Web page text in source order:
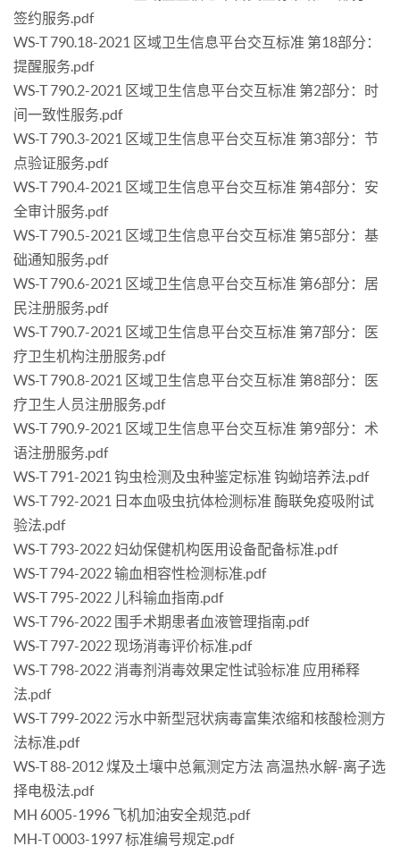
签约服务.pdf
WS-T 790.18-2021 区域卫生信息平台交互标准 第18部分：
提醒服务.pdf
WS-T 790.2-2021 区域卫生信息平台交互标准 第2部分：时
间一致性服务.pdf
WS-T 790.3-2021 区域卫生信息平台交互标准 第3部分：节
点验证服务.pdf
WS-T 790.4-2021 区域卫生信息平台交互标准 第4部分：安
全审计服务.pdf
WS-T 790.5-2021 区域卫生信息平台交互标准 第5部分：基
础通知服务.pdf
WS-T 790.6-2021 区域卫生信息平台交互标准 第6部分：居
民注册服务.pdf
WS-T 790.7-2021 区域卫生信息平台交互标准 第7部分：医
疗卫生机构注册服务.pdf
WS-T 790.8-2021 区域卫生信息平台交互标准 第8部分：医
疗卫生人员注册服务.pdf
WS-T 790.9-2021 区域卫生信息平台交互标准 第9部分：术
语注册服务.pdf
WS-T 791-2021 钩虫检测及虫种鉴定标准 钩蚴培养法.pdf
WS-T 792-2021 日本血吸虫抗体检测标准 酶联免疫吸附试
验法.pdf
WS-T 793-2022 妇幼保健机构医用设备配备标准.pdf
WS-T 794-2022 输血相容性检测标准.pdf
WS-T 795-2022 儿科输血指南.pdf
WS-T 796-2022 围手术期患者血液管理指南.pdf
WS-T 797-2022 现场消毒评价标准.pdf
WS-T 798-2022 消毒剂消毒效果定性试验标准 应用稀释
法.pdf
WS-T 799-2022 污水中新型冠状病毒富集浓缩和核酸检测方
法标准.pdf
WS-T 88-2012 煤及土壤中总氟测定方法 高温热水解-离子选
择电极法.pdf
MH 6005-1996 飞机加油安全规范.pdf
MH-T 0003-1997 标准编号规定.pdf